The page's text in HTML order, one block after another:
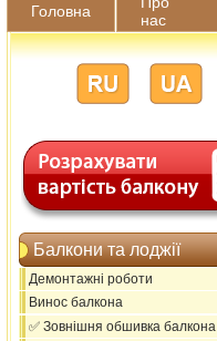
Головна
нас
Балкони та лоджії
Демонтажні роботи
Винос балкона
✅ Зовнішня обшивка балкона